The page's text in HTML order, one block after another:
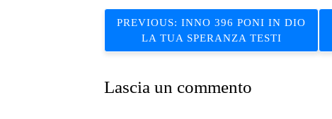
Navigazione
articoli
PREVIOUS: INNO 396 PONI IN DIO
LA TUA SPERANZA TESTI
Lascia un commento